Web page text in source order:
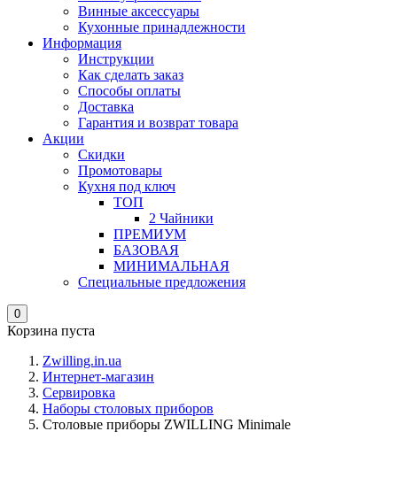
Винные аксессуары
Кухонные принадлежности
Информация
Инструкции
Как сделать заказ
Способы оплаты
Доставка
Гарантия и возврат товара
Акции
Скидки
Промотовары
Кухня под ключ
ТОП
2 Чайники
ПРЕМИУМ
БАЗОВАЯ
МИНИМАЛЬНАЯ
Специальные предложения
0
Корзина пуста
Zwilling.in.ua
Интернет-магазин
Сервировка
Наборы столовых приборов
Столовые приборы ZWILLING Minimale